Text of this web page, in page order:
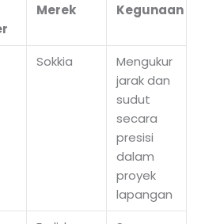
Merek Kegunaan
Sokkia
Mengukur
jarak dan
sudut
secara
presisi
dalam
proyek
lapangan